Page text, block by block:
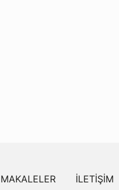
MAKALELER İLETİŞİM